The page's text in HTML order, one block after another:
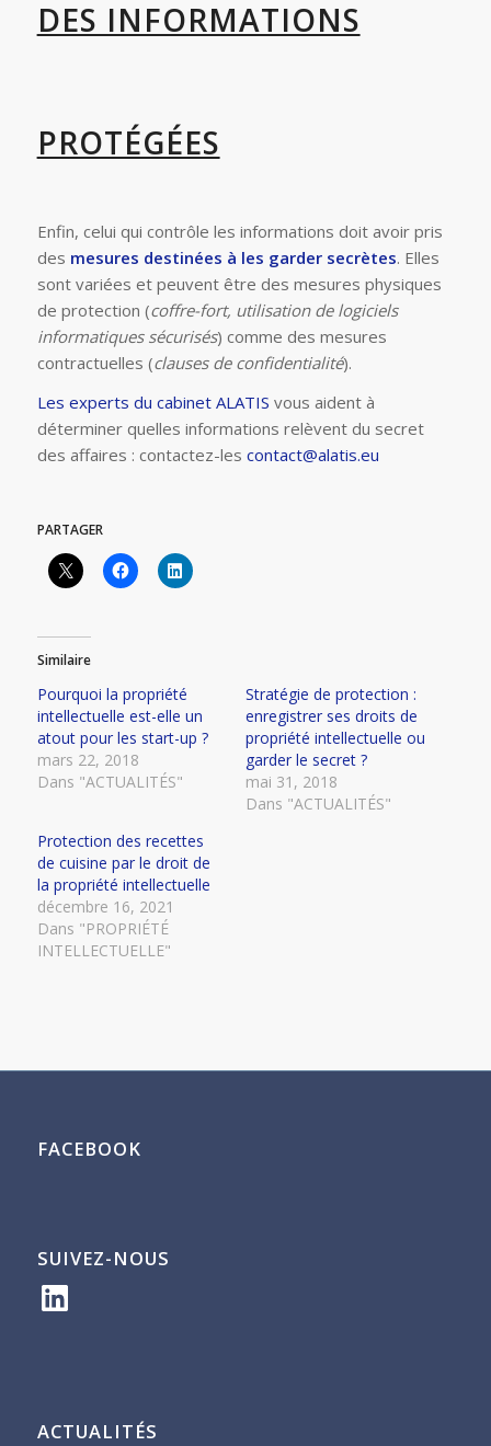
DES INFORMATIONS
PROTÉGÉES
Enfin, celui qui contrôle les informations doit avoir pris
des mesures destinées à les garder secrètes. Elles
sont variées et peuvent être des mesures physiques
de protection (coffre-fort, utilisation de logiciels
informatiques sécurisés) comme des mesures
contractuelles (clauses de confidentialité).
Les experts du cabinet ALATIS vous aident à
déterminer quelles informations relèvent du secret
des affaires : contactez-les contact@alatis.eu
PARTAGER
Similaire
Pourquoi la propriété
intellectuelle est-elle un
atout pour les start-up ?
mars 22, 2018
Dans "ACTUALITÉS"
Stratégie de protection :
enregistrer ses droits de
propriété intellectuelle ou
garder le secret ?
mai 31, 2018
Dans "ACTUALITÉS"
Protection des recettes
de cuisine par le droit de
la propriété intellectuelle
décembre 16, 2021
Dans "PROPRIÉTÉ
INTELLECTUELLE"
FACEBOOK
SUIVEZ-NOUS
LinkedIn
ACTUALITÉS